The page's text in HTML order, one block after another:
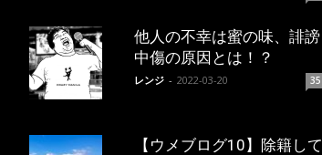
他人の不幸は蜜の味、誹謗
中傷の原因とは！？
レンジ - 2022-03-20 35
【ウメブログ10】除籍して